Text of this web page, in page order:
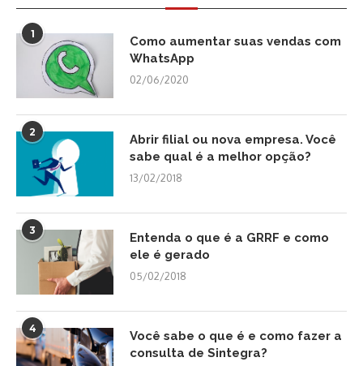
1
Como aumentar suas vendas com
WhatsApp
02/06/2020
2
Abrir filial ou nova empresa. Você
sabe qual é a melhor opção?
13/02/2018
3
Entenda o que é a GRRF e como
ele é gerado
05/02/2018
4
Você sabe o que é e como fazer a
consulta de Sintegra?